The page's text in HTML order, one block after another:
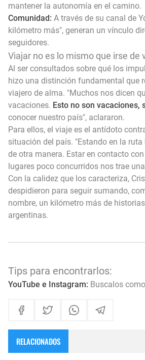
mantener la autonomía en el camino.
Comunidad: A través de su canal de
kilómetro más", generan un vínculo
seguidores.
Viajar no es lo mismo que irse de
Al ser consultados sobre qué los
hizo una distinción fundamental que
viajero de alma. "Muchos nos dicen
vacaciones. Esto no son vacaciones,
conocer nuestro país", aclararon.
Para ellos, el viaje es el antídoto
situación del país. "Estando en la
de otra manera. Estar en contacto
lugares poco concurridos nos trae
Con la calidez que los caracteriza,
despidieron para seguir sumando,
nombre, un kilómetro más de
argentinas.
Tips para encontrarlos:
YouTube e Instagram: Buscalos como
RELACIONADOS